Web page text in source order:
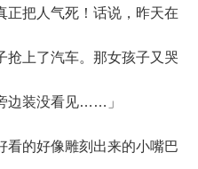
正把人气死！话说，昨天在
抢上了汽车。那女孩子又哭
边装没看见……」
的好像雕刻出来的小嘴巴